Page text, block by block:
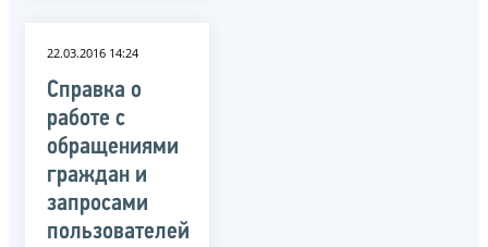
22.03.2016 14:24
Справка о
работе с
обращениями
граждан и
запросами
пользователей